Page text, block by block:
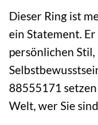
Dieser Ring ist
ein Statement.
persönlichen
88555171
Welt, wer Sie